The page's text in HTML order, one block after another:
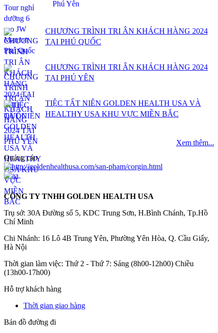
CHƯƠNG TRÌNH TRI ÂN KHÁCH HÀNG 2024
TẠI PHÚ QUỐC
CHƯƠNG TRÌNH TRI ÂN KHÁCH HÀNG 2024
TẠI PHÚ YÊN
TIỆC TẤT NIÊN GOLDEN HEALTH USA VÀ
HEALTHY USA KHU VỰC MIỀN BẮC
Xem thêm...
Quảng cáo
CÔNG TY TNHH GOLDEN HEALTH USA
Trụ sở: 30A Đường số 5, KDC Trung Sơn, H.Bình Chánh, Tp.Hồ
Chí Minh
Chi Nhánh: 16 Lô 4B Trung Yên, Phường Yên Hòa, Q. Cầu Giấy,
Hà Nội
Thời gian làm việc: Thứ 2 - Thứ 7: Sáng (8h00-12h00) Chiều
(13h00-17h00)
Hỗ trợ khách hàng
Thời gian giao hàng
Bản đồ đường đi